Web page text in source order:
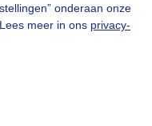
onderaan onze
meer in ons privacy-